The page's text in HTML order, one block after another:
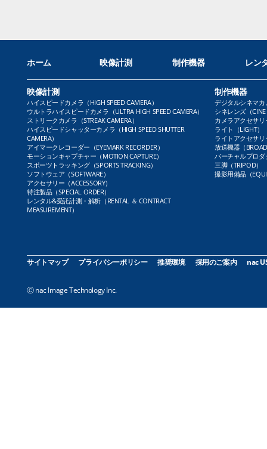
ホーム 映像計測 制作機器 レン
映像計測
ハイスピードカメラ（HIGH SPEED CAMERA）
ウルトラハイスピードカメラ（ULTRA HIGH SPEED CAMERA）
ストリークカメラ（STREAK CAMERA）
ハイスピードシャッターカメラ（HIGH SPEED SHUTTER
CAMERA）
アイマークレコーダー（EYEMARK RECORDER）
モーションキャプチャー（MOTION CAPTURE）
スポーツトラッキング（SPORTS TRACKING）
ソフトウェア（SOFTWARE）
アクセサリー（ACCESSORY）
特注製品（SPECIAL ORDER）
レンタル&受託計測・解析（RENTAL ＆ CONTRACT
MEASUREMENT）
制作機器
デジタルシネマカ
シネレンズ（CINE
カメラアクセサリ
ライト（LIGHT）
ライトアクセサリ
放送機器（
バーチャルプロダ
三脚（TRIPOD）
撮影用備品（
サイトマップ プライバシーポリシー 推奨環境 採用のご案内 nac
Ⓒ nac Image Technology Inc.